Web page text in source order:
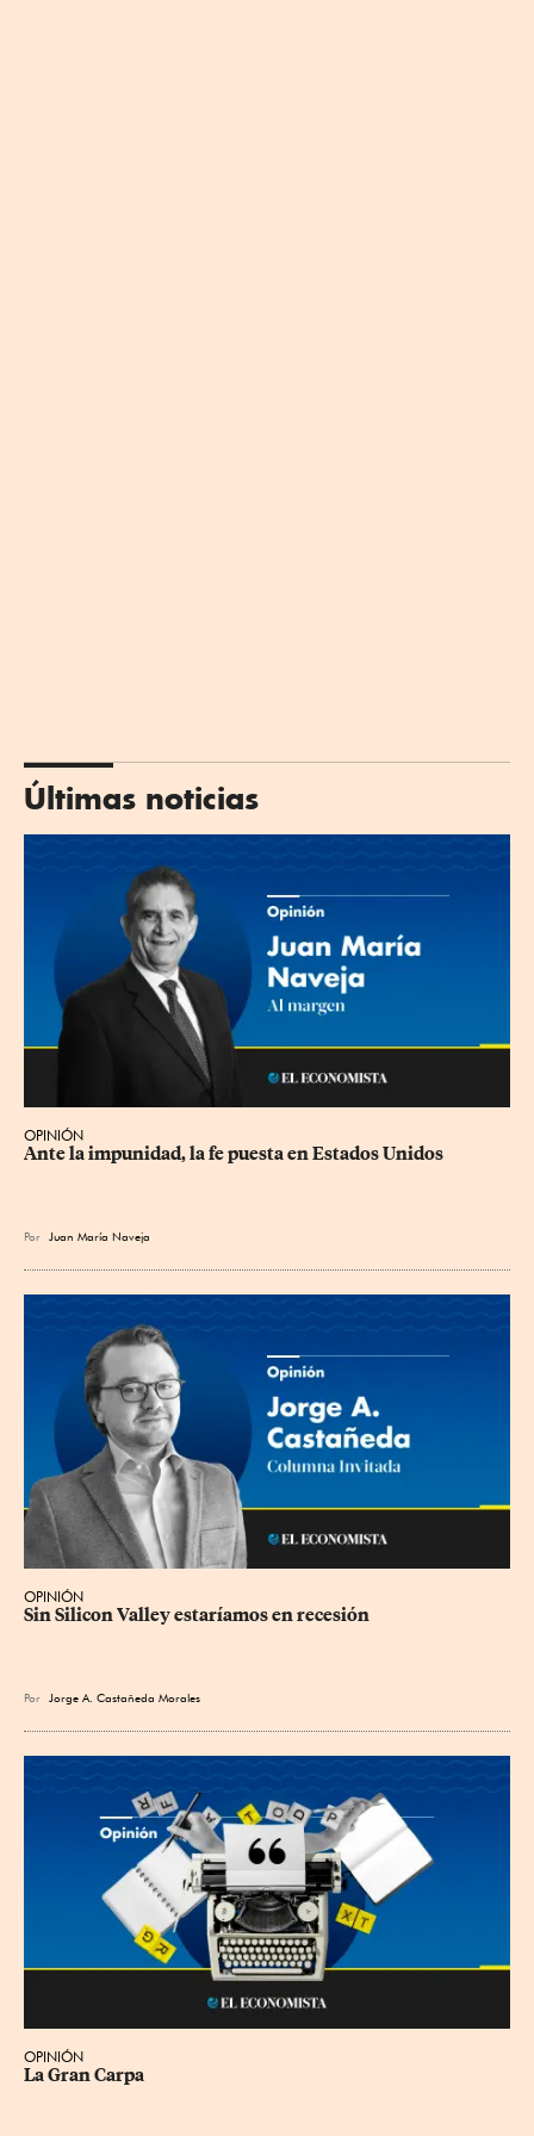
Últimas noticias
OPINIÓN
Ante la impunidad, la fe puesta en Estados Unidos
Por Juan María Naveja
OPINIÓN
Sin Silicon Valley estaríamos en recesión
Por Jorge A. Castañeda Morales
OPINIÓN
La Gran Carpa